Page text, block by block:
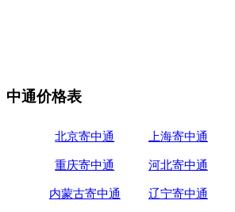
中通价格表
北京寄中通 上海寄中通
重庆寄中通 河北寄中通
内蒙古寄中通 辽宁寄中通